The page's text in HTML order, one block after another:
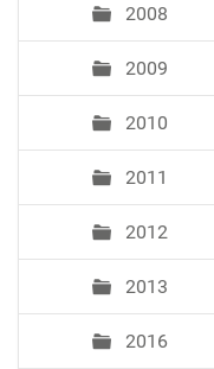
2008
2009
2010
2011
2012
2013
2016